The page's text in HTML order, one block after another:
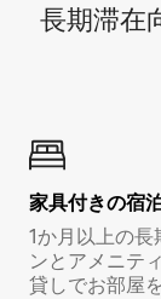
長期滞在
家具付き⁠の宿⁠
1か月以上の
ンとアメニテ
貸しでお部屋